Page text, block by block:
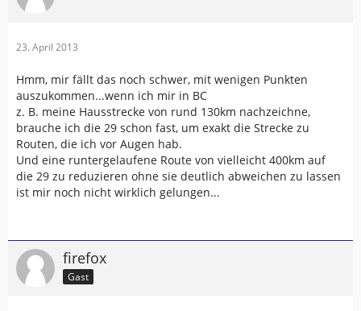
23. April 2013
Hmm, mir fällt das noch schwer, mit wenigen Punkten
auszukommen...wenn ich mir in BC
z. B. meine Hausstrecke von rund 130km nachzeichne,
brauche ich die 29 schon fast, um exakt die Strecke zu
Routen, die ich vor Augen hab.
Und eine runtergelaufene Route von vielleicht 400km auf
die 29 zu reduzieren ohne sie deutlich abweichen zu lassen
ist mir noch nicht wirklich gelungen...
firefox
Gast